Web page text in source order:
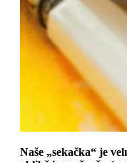
Naše „sekačka“ je